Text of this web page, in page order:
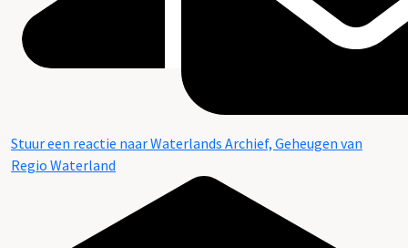
Stuur een reactie naar Waterlands Archief, Geheugen van
Regio Waterland